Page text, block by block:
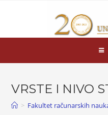
VRSTE I NIVO
> Fakultet računarskih